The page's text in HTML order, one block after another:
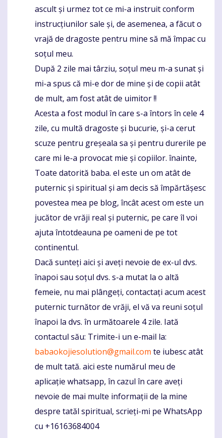
ascult și urmez tot ce mi-a instruit conform
instrucțiunilor sale și, de asemenea, a făcut o
vrajă de dragoste pentru mine să mă împac cu
soțul meu.
După 2 zile mai târziu, soțul meu m-a sunat și
mi-a spus că mi-e dor de mine și de copii atât
de mult, am fost atât de uimitor !!
Acesta a fost modul în care s-a întors în cele 4
zile, cu multă dragoste și bucurie, și-a cerut
scuze pentru greșeala sa și pentru durerile pe
care mi le-a provocat mie și copiilor. înainte,
Toate datorită baba. el este un om atât de
puternic și spiritual și am decis să împărtășesc
povestea mea pe blog, încât acest om este un
jucător de vrăji real și puternic, pe care îl voi
ajuta întotdeauna pe oameni de pe tot
continentul.
Dacă sunteți aici și aveți nevoie de ex-ul dvs.
înapoi sau soțul dvs. s-a mutat la o altă
femeie, nu mai plângeți, contactați acum acest
puternic turnător de vrăji, el vă va reuni soțul
înapoi la dvs. în următoarele 4 zile. Iată
contactul său: Trimite-i un e-mail la:
babaokojiesolution@gmail.com te iubesc atât
de mult tată. aici este numărul meu de
aplicație whatsapp, în cazul în care aveți
nevoie de mai multe informații de la mine
despre tatăl spiritual, scrieți-mi pe WhatsApp
cu +16163684004